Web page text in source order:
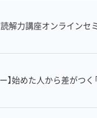
読解力講座オンラインセ
】始めた人から差がつ